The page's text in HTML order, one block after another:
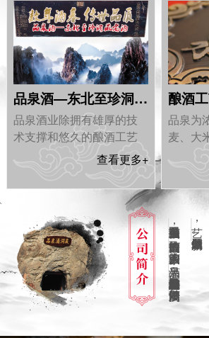
品泉酒—东北至珍洞藏老酒
品泉酒业除拥有雄厚的技
术支撑和悠久的酿酒工艺
外，还在风景如画的千山
脚下拥有宝贵的天然藏酒
洞，其洞藏存储的老酒可
谓“此酒只应天上有”，“洞藏
酒浆，馥郁醇香”则是对品
泉洞藏老酒名副其实的诠
释。“姜为老辣，酒乃陈
香”，“洞中方一日，洞外已
千年”，两句古老的谚语却
道破了品泉洞藏老酒的玄
查看更多+
酿酒
品泉为
麦、大
糯米5
成，
艺，原
郁，
落口
处。
鞍山品泉酒业有限公司
，
打造鞍山人自己的酒，
鞍山人的家乡酒。
品泉酒，
秉承钢城人民质朴醇厚勤奋进取的人文精神，
踏实做好每一滴酒。
品泉酒传承百年酿酒工
艺，
开创钢城白酒新风。